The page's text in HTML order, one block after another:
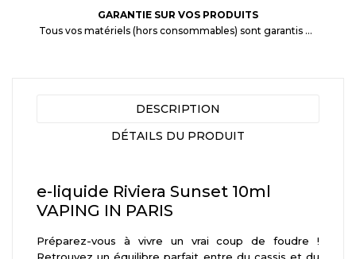
GARANTIE SUR VOS PRODUITS
Tous vos matériels (hors consommables) sont garantis 3 mois à partir de la date d'achat
DESCRIPTION
DÉTAILS DU PRODUIT
e-liquide Riviera Sunset 10ml
VAPING IN PARIS
Préparez-vous à vivre un vrai coup de foudre !